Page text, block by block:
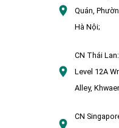
Quán,
Hà Nội;
CN Thái Lan:
Level 12A
Alley,
CN